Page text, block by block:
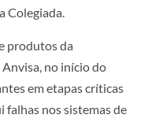
Colegiada.
produtos da
no início do
em etapas críticas
nos sistemas de